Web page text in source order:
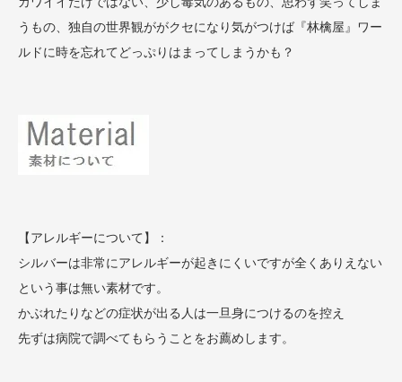
うもの、独自の世界観ががクセになり気がつけば『林檎屋』ワー
ルドに時を忘れてどっぷりはまってしまうかも？
【アレルギーについて】：
シルバーは非常にアレルギーが起きにくいですが全くありえない
という事は無い素材です。
かぶれたりなどの症状が出る人は一旦身につけるのを控え
先ずは病院で調べてもらうことをお薦めします。